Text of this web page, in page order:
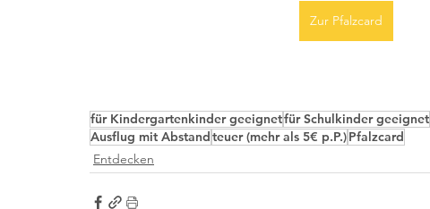
Zur Pfalzcard
für Kindergartenkinder geeignetfür Schulkinder geeignet
Ausflug mit Abstandteuer (mehr als 5€ p.P.)Pfalzcard
Entdecken